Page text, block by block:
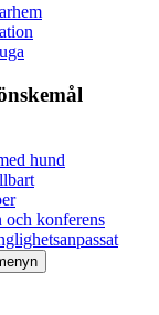
hund
och konferens